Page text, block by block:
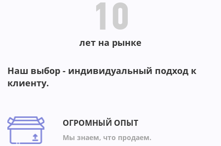
10
лет на рынке
Наш выбор - индивидуальный подход к
клиенту.
ОГРОМНЫЙ ОПЫТ
Мы знаем, что продаем.